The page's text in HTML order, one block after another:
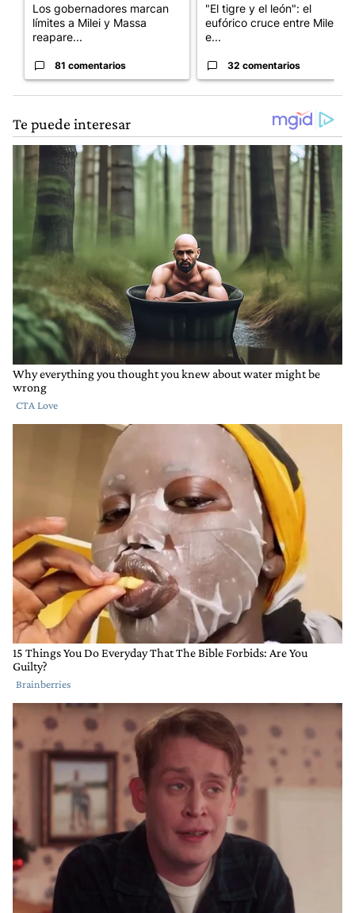
Los gobernadores marcan
límites a Milei y Massa
reapare...
81 comentarios
"El tigre y el león": el
eufórico cruce entre Milei y
e...
32 comentarios